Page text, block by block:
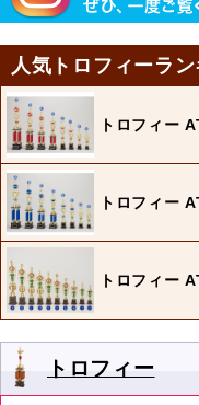
人気トロフィーラ
トロフィー
トロフィー
トロフィー
トロフィー